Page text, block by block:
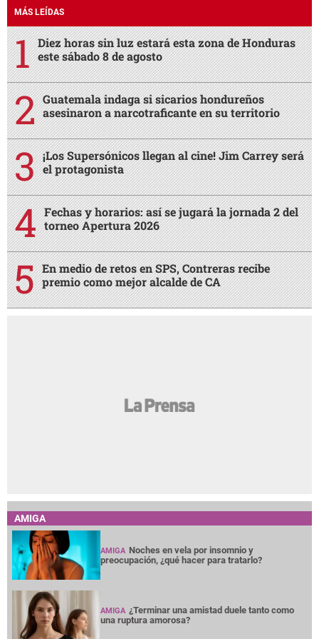
MÁS LEÍDAS
Diez horas sin luz estará esta zona de Honduras
este sábado 8 de agosto
Guatemala indaga si sicarios hondureños
asesinaron a narcotraficante en su territorio
¡Los Supersónicos llegan al cine! Jim Carrey será
el protagonista
Fechas y horarios: así se jugará la jornada 2 del
torneo Apertura 2026
En medio de retos en SPS, Contreras recibe
premio como mejor alcalde de CA
AMIGA
AMIGA Noches en vela por insomnio y
preocupación, ¿qué hacer para tratarlo?
AMIGA ¿Terminar una amistad duele tanto como
una ruptura amorosa?